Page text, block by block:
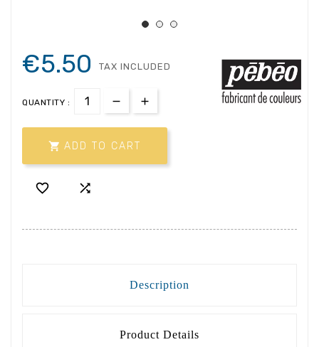
€5.50 TAX INCLUDED
QUANTITY :
 ADD TO CART
 
Description
Product Details